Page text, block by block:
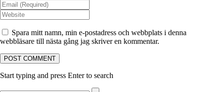
Spara mitt namn, min e-postadress och webbplats i denna
webbläsare till nästa gång jag skriver en kommentar.
Start typing and press Enter to search